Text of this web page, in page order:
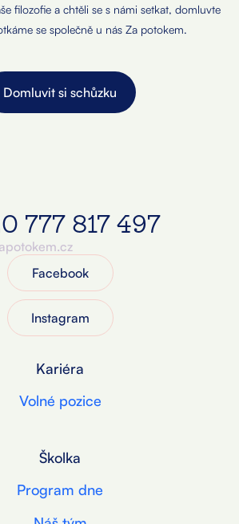
filozofie a chtěli se s námi setkat, domluvte
se společně u nás Za potokem.
Domluvit si schůzku
777 817 497
Facebook
Instagram
Kariéra
Volné pozice
Školka
Program dne